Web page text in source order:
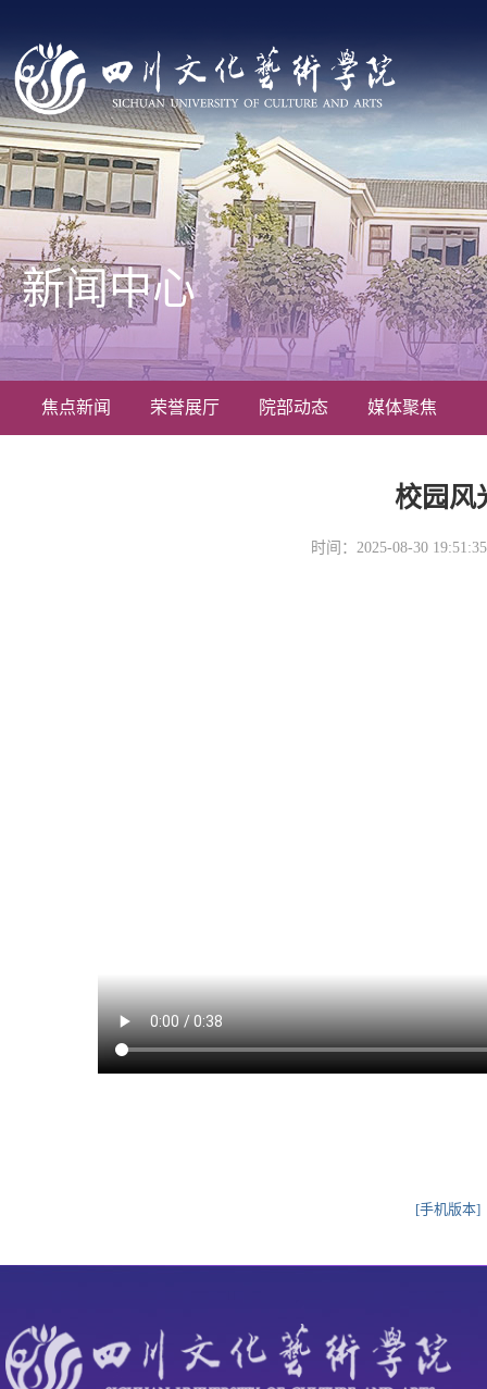
焦点新闻 荣誉展厅 院部动态 媒体聚焦
新闻中心
校园风
时间：2025-08-30
[手机版本]